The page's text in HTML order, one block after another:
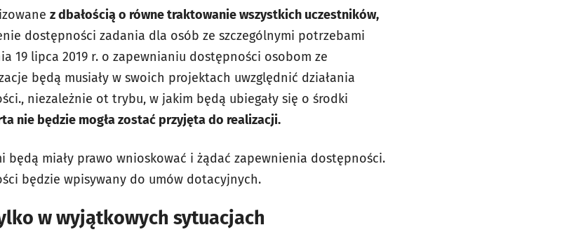
z dbałością o równe traktowanie wszystkich uczestników,
dostępności zadania dla osób ze szczególnymi potrzebami
19 lipca 2019 r. o zapewnianiu dostępności osobom ze
będą musiały w swoich projektach uwzględnić działania
niezależnie ot trybu, w jakim będą ubiegały się o środki
nie będzie mogła zostać przyjęta do realizacji.
będą miały prawo wnioskować i żądać zapewnienia dostępności.
będzie wpisywany do umów dotacyjnych.
w wyjątkowych sytuacjach